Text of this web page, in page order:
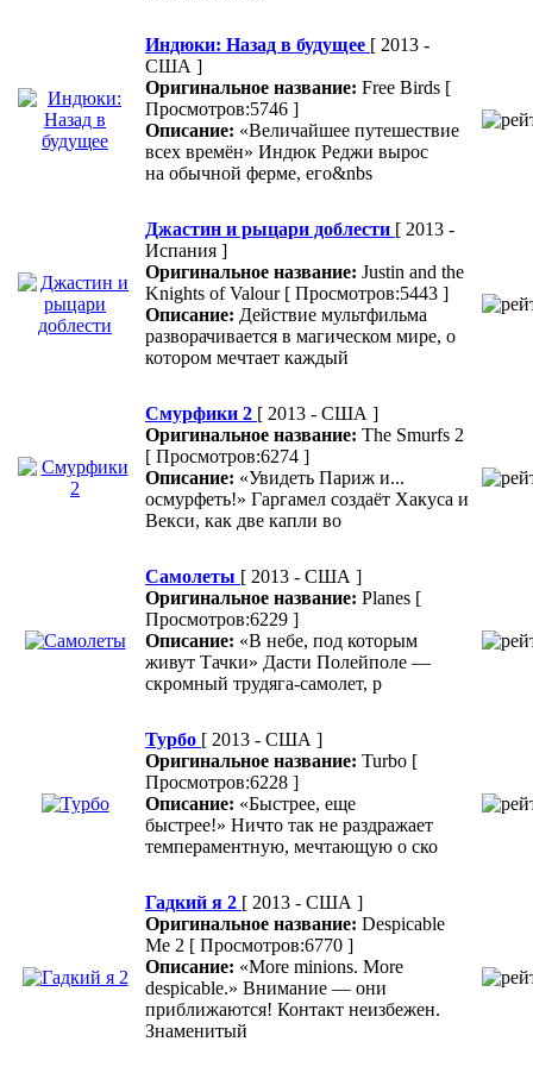
Индюки: Назад в будущее [ 2013 -
США ]
Оригинальное название: Free Birds [
Просмотров:5746 ]
Описание: «Величайшее путешествие
всех времён» Индюк Реджи вырос
на обычной ферме, его&nbs
Джастин и рыцари доблести [ 2013 -
Испания ]
Оригинальное название: Justin and the
Knights of Valour [ Просмотров:5443 ]
Описание: Действие мультфильма
разворачивается в магическом мире, о
котором мечтает каждый
Смурфики 2 [ 2013 - США ]
Оригинальное название: The Smurfs 2
[ Просмотров:6274 ]
Описание: «Увидеть Париж и...
осмурфеть!» Гаргамел создаёт Хакуса и
Векси, как две капли во
Самолеты [ 2013 - США ]
Оригинальное название: Planes [
Просмотров:6229 ]
Описание: «В небе, под которым
живут Тачки» Дасти Полейполе —
скромный трудяга-самолет, р
Турбо [ 2013 - США ]
Оригинальное название: Turbo [
Просмотров:6228 ]
Описание: «Быстрее, еще
быстрее!» Ничто так не раздражает
темпераментную, мечтающую о ско
Гадкий я 2 [ 2013 - США ]
Оригинальное название: Despicable
Me 2 [ Просмотров:6770 ]
Описание: «More minions. More
despicable.» Внимание — они
приближаются! Контакт неизбежен.
Знаменитый